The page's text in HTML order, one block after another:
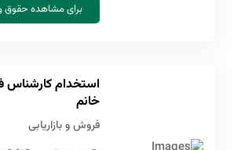
برای مشاهده حقوق
استخدام
خانم
فروش و بازاریابی